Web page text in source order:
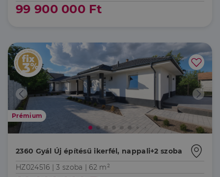
99 900 000 Ft
Prémium
2360 Gyál Új építésű ikerfél, nappali+2 szoba
HZ024516 |3 szoba | 62 m²